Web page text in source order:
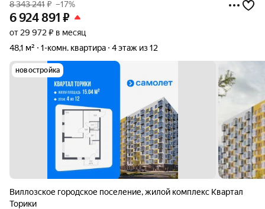
8 343 241₽ –17%
6 924 891 ₽
от 29 972 ₽ в месяц
48,1 м²
1-комн. квартира 4 этаж из 12
новостройка
Виллозское городское поселение,жилой комплекс Квартал
Торики